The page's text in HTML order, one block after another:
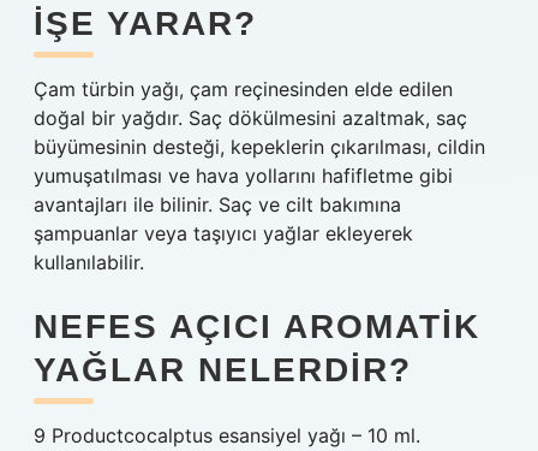
IŞE YARAR?
Çam türbin yağı, çam reçinesinden elde edilen
doğal bir yağdır. Saç dökülmesini azaltmak, saç
büyümesinin desteği, kepeklerin çıkarılması, cildin
yumuşatılması ve hava yollarını hafifletme gibi
avantajları ile bilinir. Saç ve cilt bakımına
şampuanlar veya taşıyıcı yağlar ekleyerek
kullanılabilir.
NEFES AÇICI AROMATIK
YAĞLAR NELERDIR?
9 Productcocalptus esansiyel yağı – 10 ml.